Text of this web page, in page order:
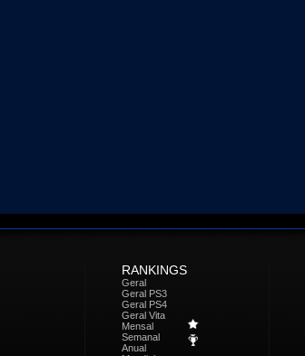
RANKINGS
Geral
Geral PS3
Geral PS4
Geral Vita
Mensal
Semanal
Anual